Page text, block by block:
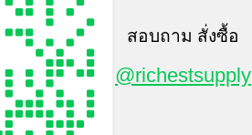
สอบถาม สั่งซื้อ
@richestsupply